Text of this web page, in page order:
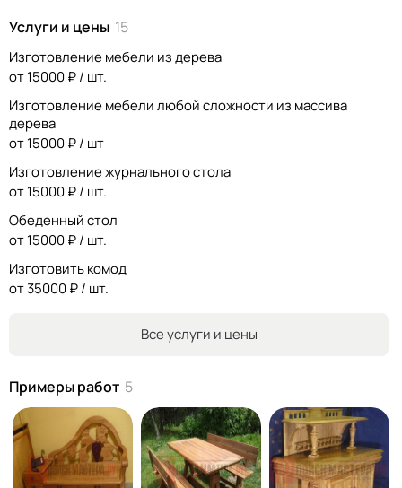
Добротные, сделанные из массива дерева изделия будут
служить в Вашем интерьере долгие годы, благородно
старея, но, не теряя при этом своей привлекательности и
надёжности, что, несомненно, оценят Ваши дети и внуки.
Большое портфолио выполненных работ. Цены не
задираю.
Услуги и цены 15
Изготовление мебели из дерева
от 15000 ₽ / шт.
Изготовление мебели любой сложности из массива
дерева
от 15000 ₽ / шт
Изготовление журнального стола
от 15000 ₽ / шт.
Обеденный стол
от 15000 ₽ / шт.
Изготовить комод
от 35000 ₽ / шт.
Все услуги и цены
Примеры работ 5